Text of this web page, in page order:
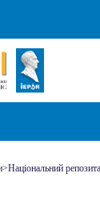
>Національний